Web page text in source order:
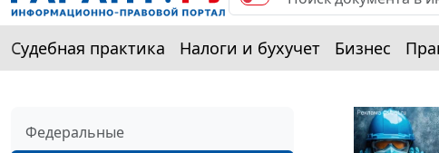
Судебная практика Налоги и бухучет Бизнес
Федеральные